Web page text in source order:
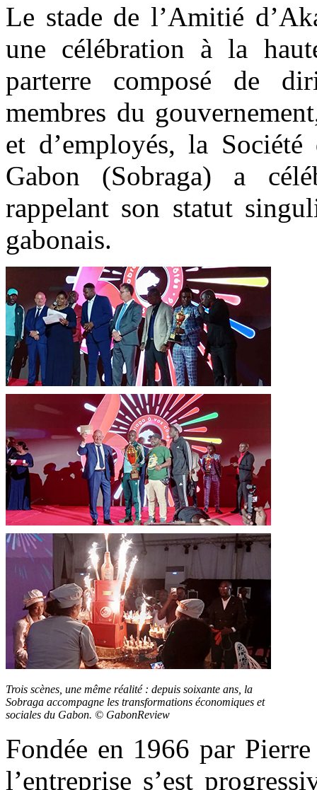
Le stade de l’Amitié
une célébration à la
parterre composé de
membres du
et d’employés, la Société
Gabon (Sobraga) a
rappelant son statut
gabonais.
Trois scènes, une même réalité : depuis soixante ans, la
Sobraga accompagne les transformations économiques et
sociales du Gabon. © GabonReview
Fondée en 1966 par
l’entreprise s’est